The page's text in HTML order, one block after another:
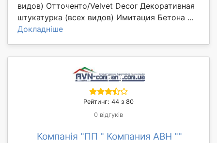
видов) Отточенто/Velvet Decor Декоративная
штукатурка (всех видов) Имитация Бетона ...
Докладніше
Рейтинг: 44 з 80
0 відгуків
Компанія "ПП " Компания АВН ""